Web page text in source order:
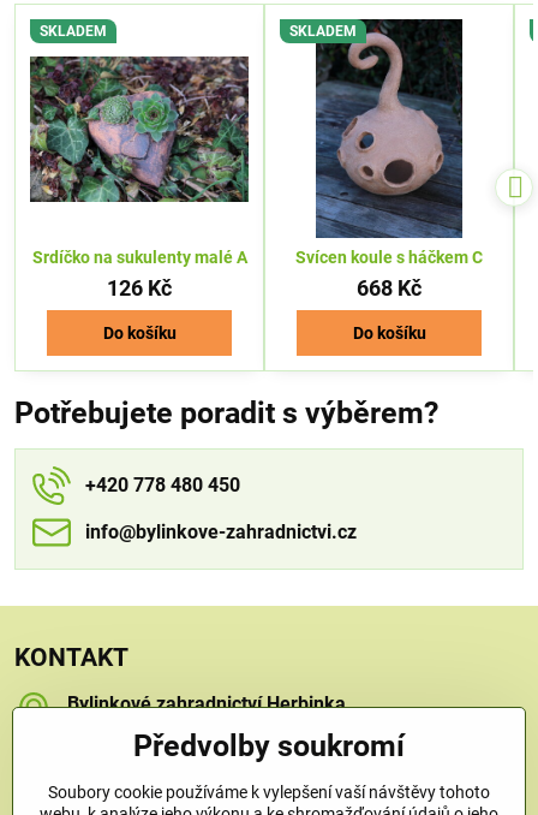
SKLADEM
Srdíčko na sukulenty malé A
126 Kč
Do košíku
SKLADEM
Svícen koule s háčkem C
668 Kč
Do košíku
Potřebujete poradit s výběrem?
+420 778 480 450
info​​@bylinkove-zahradnictvi​​.cz
KONTAKT
Bylinkové zahradnictví Herbinka
Na Křečku 346Předvolby soukromí
Soubory cookie používáme k vylepšení vaší návštěvy tohoto